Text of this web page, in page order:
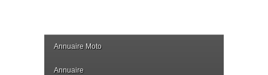
Annuaire Moto
Annuaire